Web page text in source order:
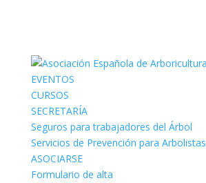
EVENTOS
CURSOS
SECRETARÍA
Seguros para trabajadores del Árbol
Servicios de Prevención para Arbolistas
ASOCIARSE
Formulario de alta